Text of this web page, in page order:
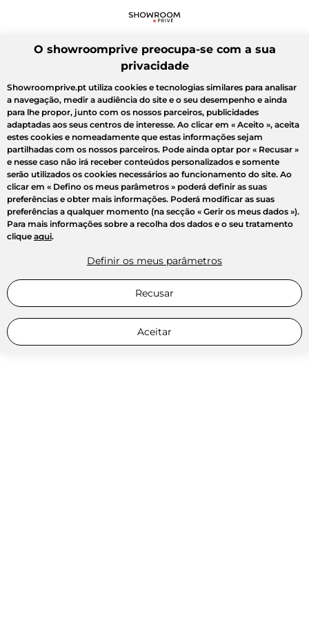
O showroomprive preocupa-se com a sua
privacidade
Showroomprive.pt utiliza cookies e tecnologias similares para analisar
a navegação, medir a audiência do site e o seu desempenho e ainda
para lhe propor, junto com os nossos parceiros, publicidades
adaptadas aos seus centros de interesse. Ao clicar em « Aceito », aceita
estes cookies e nomeadamente que estas informações sejam
partilhadas com os nossos parceiros. Pode ainda optar por « Recusar »
e nesse caso não irá receber conteúdos personalizados e somente
serão utilizados os cookies necessários ao funcionamento do site. Ao
clicar em « Defino os meus parâmetros » poderá definir as suas
preferências e obter mais informações. Poderá modificar as suas
preferências a qualquer momento (na secção « Gerir os meus dados »).
Para mais informações sobre a recolha dos dados e o seu tratamento
clique aqui.
Definir os meus parâmetros
Recusar
Aceitar